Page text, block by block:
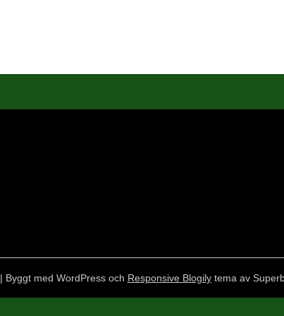
| Byggt med WordPress och Responsive Blogilytema av